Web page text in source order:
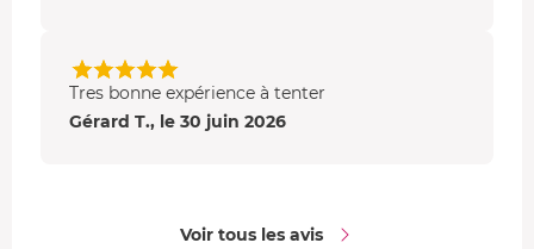
Tres bonne expérience à tenter
Gérard T., le 30 juin 2026
Voir tous les avis